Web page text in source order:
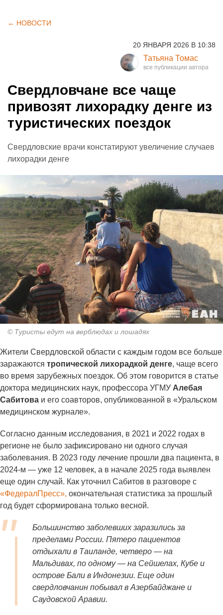
← НОВОСТИ
20 ЯНВАРЯ 2026 В 10:38
Татьяна Томас
Свердловчане все чаще
привозят лихорадку денге из
туристических поездок
Свердловские врачи констатируют увеличение случаев
лихорадки денге
© Туристы едут на верблюдах и лошадях
Жители Свердловской области с каждым годом все больше
заражаются тропической лихорадкой денге, чаще всего
во время зарубежных поездок. Об этом говорится в статье
доктора медицинских наук, профессора УГМУ Алебая
Сабитова и его соавторов, опубликованной в «Уральском
медицинском журнале».
Согласно данным исследования, в 2021 и 2022 годах в
регионе не было зафиксировано ни одного случая
заболевания. В 2023 году лечение прошли два пациента, в
2024-м — уже 12 человек, а в начале 2025 года выявлен
еще один случай. Как уточнил Сабитов в разговоре с
«ФедералПресс», окончательная статистика за прошлый
год будет сформирована только весной.
Большинство заболевших заразились за
пределами России. Пятеро пациентов
отдыхали в Таиланде, четверо — на
Мальдивах, по одному — на Сейшелах, Кубе и
острове Бали в Индонезии. Еще один
свердловчанин побывал в Азербайджане и
Саудовской Аравии.